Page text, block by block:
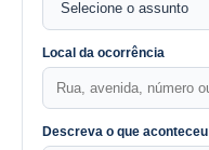
Local da ocorrência
Descreva o que aconteceu